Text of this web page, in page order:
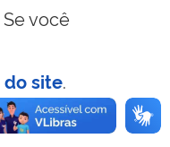
você
site.